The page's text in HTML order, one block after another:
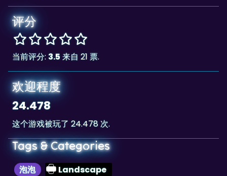
评分
当前评分: 3.5来自 21 票.
欢迎程度
24.478
这个游戏被玩了 24.478 次.
Tags & Categories
泡泡 Landscape